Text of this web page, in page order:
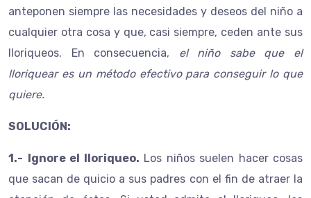
anteponen siempre las necesidades y deseos del niño a
cualquier otra cosa y que, casi siempre, ceden ante sus
lloriqueos. En consecuencia, el niño sabe que el
lloriquear es un método efectivo para conseguir lo que
quiere.
SOLUCIÓN:
1.- Ignore el lloriqueo. Los niños suelen hacer cosas
que sacan de quicio a sus padres con el fin de atraer la